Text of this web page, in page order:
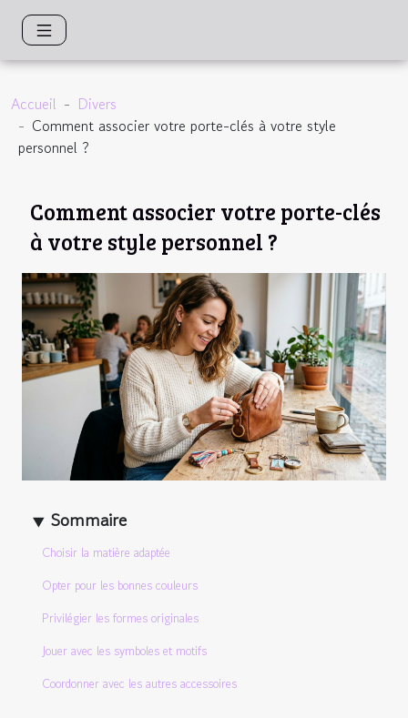
Accueil
Divers
Comment associer votre porte-clés à votre style
personnel ?
Comment associer votre porte-clés
à votre style personnel ?
Sommaire
Choisir la matière adaptée
Opter pour les bonnes couleurs
Privilégier les formes originales
Jouer avec les symboles et motifs
Coordonner avec les autres accessoires